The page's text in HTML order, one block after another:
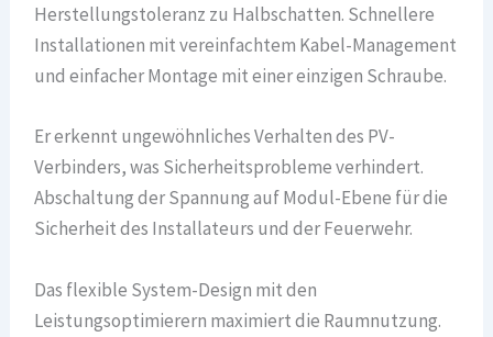
Herstellungstoleranz zu Halbschatten. Schnellere
Installationen mit vereinfachtem Kabel-Management
und einfacher Montage mit einer einzigen Schraube.
Er erkennt ungewöhnliches Verhalten des PV-
Verbinders, was Sicherheitsprobleme verhindert.
Abschaltung der Spannung auf Modul-Ebene für die
Sicherheit des Installateurs und der Feuerwehr.
Das flexible System-Design mit den
Leistungsoptimierern maximiert die Raumnutzung.